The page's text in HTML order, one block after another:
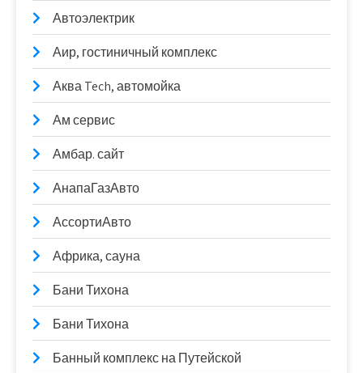
Автоэлектрик
Аир, гостиничный комплекс
Аква Tech, автомойка
Ам сервис
Амбар. сайт
АнапаГазАвто
АссортиАвто
Африка, сауна
Бани Тихона
Бани Тихона
Банный комплекс на Путейской